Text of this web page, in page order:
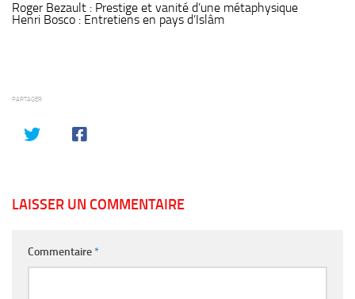
Roger Bezault : Prestige et vanité d’une métaphysique
Henri Bosco : Entretiens en pays d’Islâm
PARTAGER
LAISSER UN COMMENTAIRE
Commentaire*